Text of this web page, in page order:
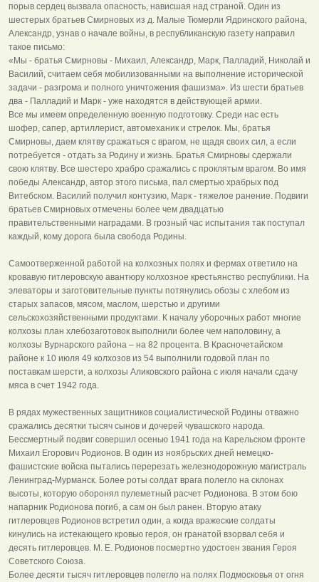
порыв сердец вызвала опасность, нависшая над страной. Один из
шестерых братьев Смирновых из д. Малые Тюмерли Ядринского района,
Александр, узнав о начале войны, в республиканскую газету направил
такое письмо:
«Мы - братья Смирновы - Михаил, Александр, Марк, Палладий, Николай и
Василий, считаем себя мобилизованными на выполнение исторической
задачи - разгрома и полного уничтожения фашизма». Из шести братьев
два - Палладий и Марк - уже находятся в действующей армии.
Все мы имеем определенную военную подготовку. Среди нас есть
шофер, сапер, артиллерист, автомеханик и стрелок. Мы, братья
Смирновы, даем клятву сражаться с врагом, не щадя своих сил, а если
потребуется - отдать за Родину и жизнь. Братья Смирновы сдержали
свою клятву. Все шестеро храбро сражались с проклятым врагом. Во имя
победы Александр, автор этого письма, пал смертью храбрых под
Витебском. Василий получил контузию, Марк - тяжелое ранение. Подвиги
братьев Смирновых отмечены более чем двадцатью
правительственными наградами. В грозный час испытания так поступал
каждый, кому дорога была свобода Родины.
Самоотверженной работой на колхозных полях и фермах ответило на
кровавую гитлеровскую авантюру колхозное крестьянство республики. На
элеваторы и заготовительные пункты потянулись обозы с хлебом из
старых запасов, мясом, маслом, шерстью и другими
сельскохозяйственными продуктами. К началу уборочных работ многие
колхозы план хлебозаготовок выполнили более чем наполовину, а
колхозы Вурнарского района – на 82 процента. В Красночетайском
районе к 10 июля 49 колхозов из 54 выполнили годовой план по
поставкам шерсти, а колхозы Аликовского района с июля начали сдачу
мяса в счет 1942 года.
В рядах мужественных защитников социалистической Родины отважно
сражались десятки тысяч сынов и дочерей чувашского народа.
Бессмертный подвиг совершил осенью 1941 года на Карельском фронте
Михаил Егорович Родионов. В один из ноябрьских дней немецко-
фашистские войска пытались перерезать железнодорожную магистраль
Ленинград-Мурманск. Более роты солдат врага полегло на склонах
высоты, которую оборонял пулеметный расчет Родионова. В этом бою
напарник Родионова погиб, а сам он был ранен. Вторую атаку
гитлеровцев Родионов встретил один, а когда вражеские солдаты
кинулись на истекающего кровью героя, он гранатой взорвал себя и
десять гитлеровцев. М. Е. Родионов посмертно удостоен звания Героя
Советского Союза.
Более десяти тысяч гитлеровцев полегло на полях Подмосковья от огня